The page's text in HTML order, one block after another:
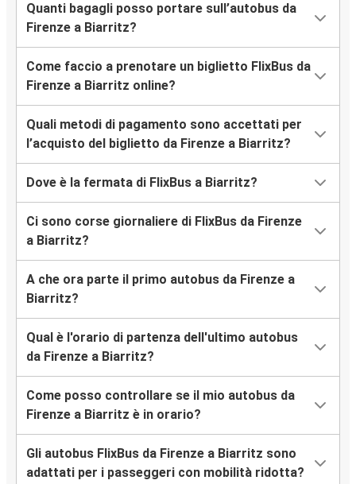
Quanti bagagli posso portare sull’autobus da
Firenze a Biarritz?
Come faccio a prenotare un biglietto FlixBus da
Firenze a Biarritz online?
Quali metodi di pagamento sono accettati per
l’acquisto del biglietto da Firenze a Biarritz?
Dove è la fermata di FlixBus a Biarritz?
Ci sono corse giornaliere di FlixBus da Firenze
a Biarritz?
A che ora parte il primo autobus da Firenze a
Biarritz?
Qual è l'orario di partenza dell'ultimo autobus
da Firenze a Biarritz?
Come posso controllare se il mio autobus da
Firenze a Biarritz è in orario?
Gli autobus FlixBus da Firenze a Biarritz sono
adattati per i passeggeri con mobilità ridotta?